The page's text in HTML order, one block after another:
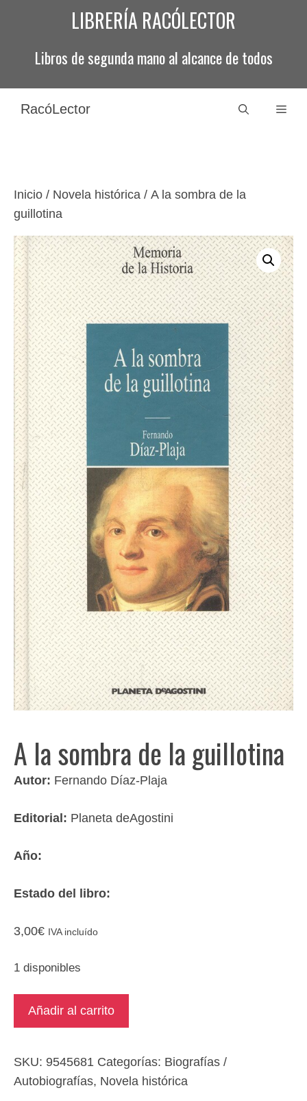
LIBRERÍA RACÓLECTOR
Libros de segunda mano al alcance de todos
RacóLector
Inicio / Novela histórica / A la sombra de la
guillotina
A la sombra de la guillotina
Autor: Fernando Díaz-Plaja
Editorial: Planeta deAgostini
Año:
Estado del libro:
3,00€ IVA incluído
1 disponibles
de
la
Añadir al carrito
SKU: 9545681 Categorías: Biografías /
Autobiografías, Novela histórica